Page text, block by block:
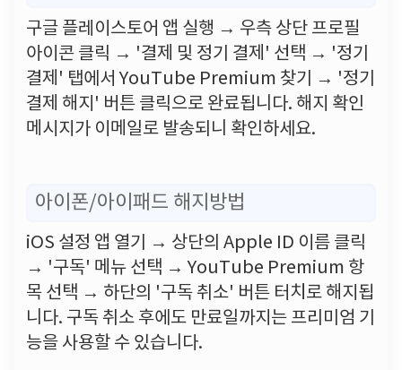
구글 플레이스토어 앱 실행 → 우측 상단 프로필
아이콘 클릭 → '결제 및 정기 결제' 선택 → '정기
결제' 탭에서 YouTube Premium 찾기 → '정기
결제 해지' 버튼 클릭으로 완료됩니다. 해지 확인
메시지가 이메일로 발송되니 확인하세요.
아이폰/아이패드 해지방법
iOS 설정 앱 열기 → 상단의 Apple ID 이름 클릭
→ '구독' 메뉴 선택 → YouTube Premium 항
목 선택 → 하단의 '구독 취소' 버튼 터치로 해지됩
니다. 구독 취소 후에도 만료일까지는 프리미엄 기
능을 사용할 수 있습니다.